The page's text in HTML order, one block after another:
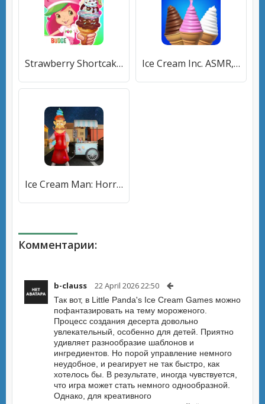
Strawberry Shortcake Ice Cream [МОД Premium] APK Android Ice Cream Inc. ASMR, DIY Games [МОД Unlocked] APK Android
Ice Cream Man: Horror Scream (Айс Скрим) [МОД Mega Pack] APK Android
Комментарии:
b-clauss 22 April 2026 22:50
Так вот, в Little Panda's Ice Cream Games можно
пофантазировать на тему мороженого.
Процесс создания десерта довольно
увлекательный, особенно для детей. Приятно
удивляет разнообразие шаблонов и
ингредиентов. Но порой управление немного
неудобное, и реагирует не так быстро, как
хотелось бы. В результате, иногда чувствуется,
что игра может стать немного однообразной.
Однако, для креативного